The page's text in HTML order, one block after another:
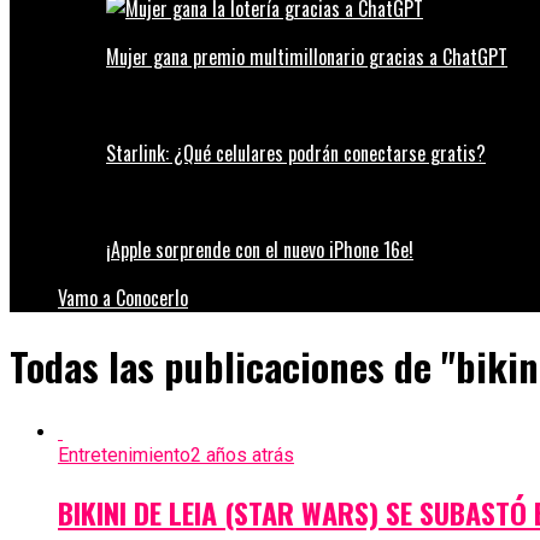
Mujer gana premio multimillonario gracias a ChatGPT
Starlink: ¿Qué celulares podrán conectarse gratis?
¡Apple sorprende con el nuevo iPhone 16e!
Vamo a Conocerlo
Todas las publicaciones de
Entretenimiento2 años atrás
BIKINI DE LEIA (STAR WARS) SE